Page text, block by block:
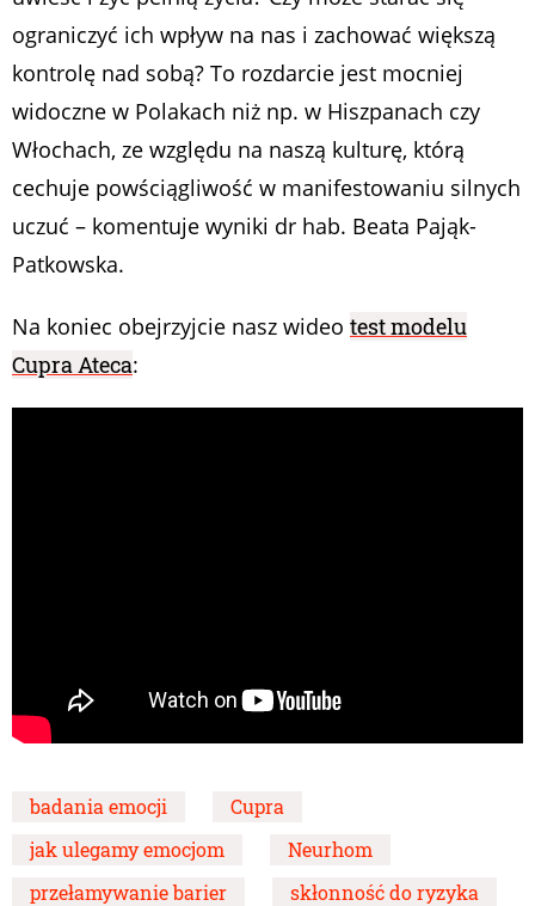
ograniczyć ich wpływ na nas i zachować większą
kontrolę nad sobą? To rozdarcie jest mocniej
widoczne w Polakach niż np. w Hiszpanach czy
Włochach, ze względu na naszą kulturę, którą
cechuje powściągliwość w manifestowaniu silnych
uczuć – komentuje wyniki dr hab. Beata Pająk-
Patkowska.
Na koniec obejrzyjcie nasz wideo test modelu
Cupra Ateca:
badania emocji
Cupra
jak ulegamy emocjom
Neurhom
przełamywanie barier
skłonność do ryzyka